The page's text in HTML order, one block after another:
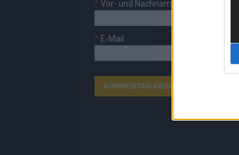
* Vor- und Nachname
* E-Mail